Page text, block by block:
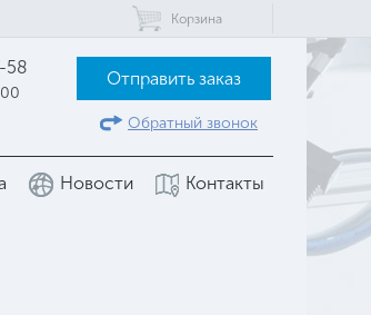
Корзина
58
Отправить заказ
Обратный звонок
Новости Контакты